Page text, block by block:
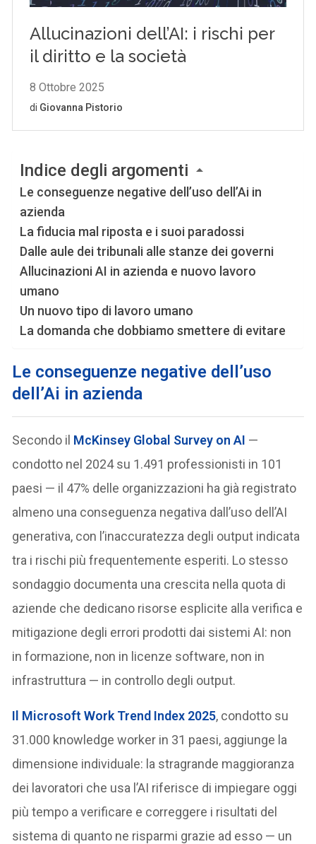
Indice degli argomenti
Le conseguenze negative dell’uso dell’Ai in
azienda
La fiducia mal riposta e i suoi paradossi
Dalle aule dei tribunali alle stanze dei governi
Allucinazioni AI in azienda e nuovo lavoro
umano
Un nuovo tipo di lavoro umano
La domanda che dobbiamo smettere di evitare
Le conseguenze negative dell’uso
dell’Ai in azienda
Secondo il McKinsey Global Survey on AI —
condotto nel 2024 su 1.491 professionisti in 101
paesi — il 47% delle organizzazioni ha già registrato
almeno una conseguenza negativa dall’uso dell’AI
generativa, con l’inaccuratezza degli output indicata
tra i rischi più frequentemente esperiti. Lo stesso
sondaggio documenta una crescita nella quota di
aziende che dedicano risorse esplicite alla verifica e
mitigazione degli errori prodotti dai sistemi AI: non
in formazione, non in licenze software, non in
infrastruttura — in controllo degli output.
Il Microsoft Work Trend Index 2025, condotto su
31.000 knowledge worker in 31 paesi, aggiunge la
dimensione individuale: la stragrande maggioranza
dei lavoratori che usa l’AI riferisce di impiegare oggi
più tempo a verificare e correggere i risultati del
sistema di quanto ne risparmi grazie ad esso — un